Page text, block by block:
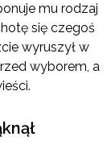
mu rodzaj
się czegoś
wyruszył w
wyborem, a